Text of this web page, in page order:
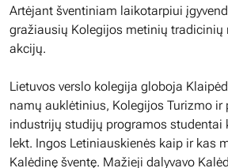
Artėjant šventiniam laikotarpiui
gražiausių Kolegijos metinių tradicinių
akcijų.
Lietuvos verslo kolegija globoja
namų auklėtinius, Kolegijos Turizmo ir
industrijų studijų programos studentai
lekt. Ingos Letiniauskienės kaip ir kas
Kalėdinę šventę. Mažieji dalyvavo